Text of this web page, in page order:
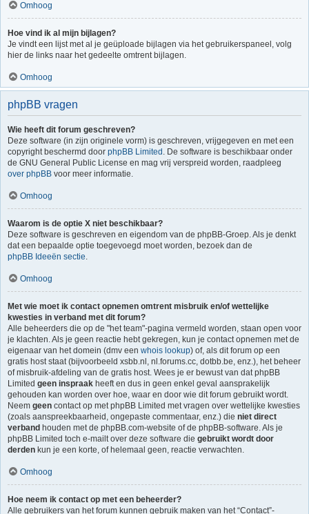
Omhoog
Hoe vind ik al mijn bijlagen?
Je vindt een lijst met al je geüploade bijlagen via het gebruikerspaneel, volg
hier de links naar het gedeelte omtrent bijlagen.
Omhoog
phpBB vragen
Wie heeft dit forum geschreven?
Deze software (in zijn originele vorm) is geschreven, vrijgegeven en met een
copyright beschermd door phpBB Limited . De software is beschikbaar onder
de GNU General Public License en mag vrij verspreid worden, raadpleeg
over phpBB voor meer informatie.
Omhoog
Waarom is de optie X niet beschikbaar?
Deze software is geschreven en eigendom van de phpBB-Groep. Als je denkt
dat een bepaalde optie toegevoegd moet worden, bezoek dan de
phpBB Ideeën sectie.
Omhoog
Met wie moet ik contact opnemen omtrent misbruik en/of wettelijke
kwesties in verband met dit forum?
Alle beheerders die op de "het team"-pagina vermeld worden, staan open voor
je klachten. Als je geen reactie hebt gekregen, kun je contact opnemen met de
eigenaar van het domein (dmv een whois lookup) of, als dit forum op een
gratis host staat (bijvoorbeeld xsbb.nl, nl.forums.cc, dotbb.be, enz.), het beheer
of misbruik-afdeling van de gratis host. Wees je er bewust van dat phpBB
Limited geen inspraak heeft en dus in geen enkel geval aansprakelijk
gehouden kan worden over hoe, waar en door wie dit forum gebruikt wordt.
Neem geen contact op met phpBB Limited met vragen over wettelijke kwesties
(zoals aanspreekbaarheid, ongepaste commentaar, enz.) die niet direct
verband houden met de phpBB.com-website of de phpBB-software. Als je
phpBB Limited toch e-mailt over deze software die gebruikt wordt door
derden kun je een korte, of helemaal geen, reactie verwachten.
Omhoog
Hoe neem ik contact op met een beheerder?
Alle gebruikers van het forum kunnen gebruik maken van het “Contact”-